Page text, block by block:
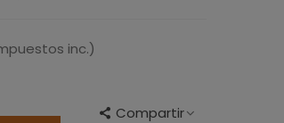
inc.)
Compartir